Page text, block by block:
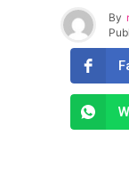
By